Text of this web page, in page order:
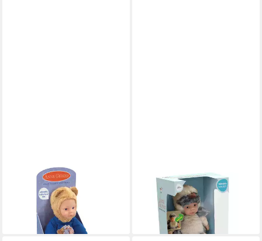
ANNE GEDDES
Babypuppe Bär in Caramel
and Blue Bee -23cm- (1-tlg)
lieferbar - in 4-5 Werktagen bei dir
Babypuppe Vogel (Bird)
-23cm- (1-tlg)
39,90 €
lieferbar - in 4-5 Werktagen bei dir